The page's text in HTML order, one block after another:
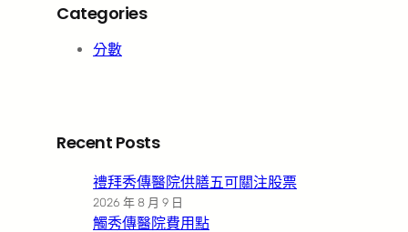
Categories
分數
Recent Posts
禮拜秀傳醫院供膳五可關注股票
2026 年 8 月 9 日
觸秀傳醫院費用點